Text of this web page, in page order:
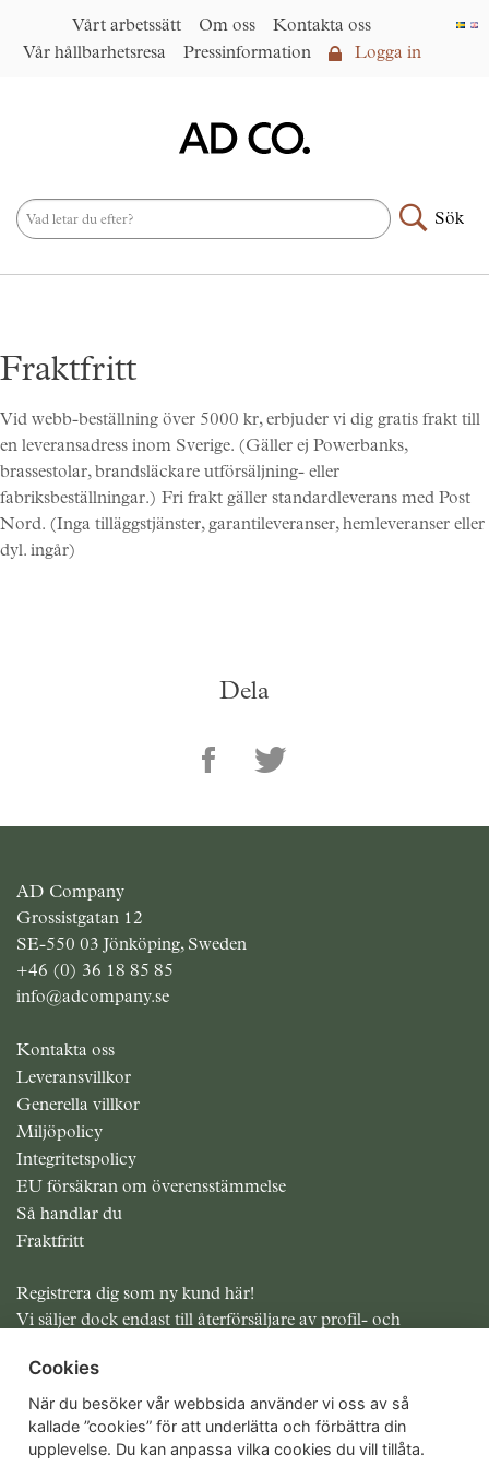
Vårt arbetssätt Om oss
Kontakta oss
Vår hållbarhetsresa
Pressinformation Logga in
Sök
Fraktfritt
Vid webb-beställning över 5000 kr, erbjuder vi dig gratis frakt till
en leveransadress inom Sverige. (Gäller ej Powerbanks,
brassestolar, brandsläckare utförsäljning- eller
fabriksbeställningar.) Fri frakt gäller standardleverans med Post
Nord. (Inga tilläggstjänster, garantileveranser, hemleveranser eller
dyl. ingår)
Dela
AD Company
Grossistgatan 12
SE-550 03 Jönköping, Sweden
+46 (0) 36 18 85 85
info@adcompany.se
Kontakta oss
Leveransvillkor
Generella villkor
Miljöpolicy
Integritetspolicy
EU försäkran om överensstämmelse
Så handlar du
Fraktfritt
Registrera dig som ny kund här!
Vi säljer dock endast till återförsäljare av profil- och
Alla priser exklusive moms
Om oss
AD CO. trading
Vår hållbarhetsresa
Skräddarsy kassar ►
Outlet
Cookies
När du besöker vår webbsida använder vi oss av så
kallade ”cookies” för att underlätta och förbättra din
upplevelse. Du kan anpassa vilka cookies du vill tillåta.